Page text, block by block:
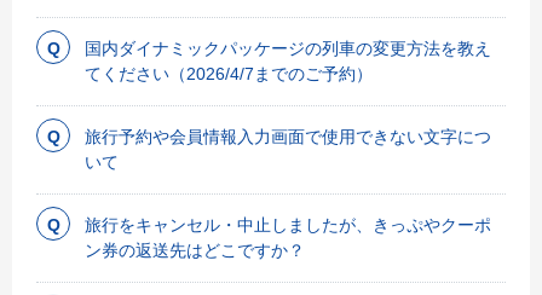
国内ダイナミックパッケージの列車の変更方法を教え
てください（2026/4/7までのご予約）
旅行予約や会員情報入力画面で使用できない文字につ
いて
旅行をキャンセル・中止しましたが、きっぷやクーポ
ン券の返送先はどこですか？